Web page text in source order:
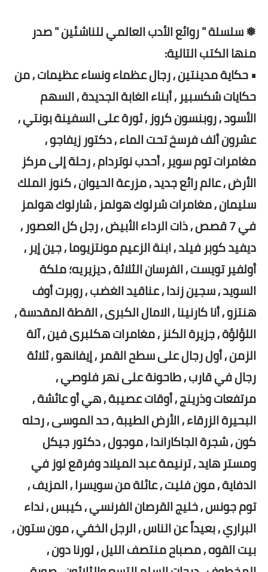
❅ سلسلة " روائع الأدب العالمي للناشئين " صدر
منها الكتب التالية:
• حكاية مدينتين , رجال عظماء ونساء عظيمات , من
حكايات شكسبير , أبناء الغابة الجديدة , السهم
الأسود , روبنسون كروز , ثورة على السفينة بونتي ,
عشرون ألف فرسخ تحت الماء , دكتور زيفاجو ,
مغامرات توم سوير , أحدب نوتردام , رحلة إلى مركز
الأرض , عالم رائع جديد , مزرعة الحيوان , كنوز الملك
سليمان , مغامرات شرلوك هولمز , شارلوك هولمز
في 7 قصص , ذات الرداء الأبيض , رجل كل العصور ,
ديفيد كوبر فيلد , ابنة الزعيم مونتزيوما , جين إير ,
أولفير تويست , الفرسان الثلاثة , ديزيريه؛ ملكة
السويد , سجين زندا , عناقيد الغضب , روبرت أوف
هنتزو , أنا كارنينا , الامال الكبرى , القطة المقدسة ,
اللؤلؤة , جزيرة الكنز , مغامرات هكلبرى فين , آلة
الزمن , أول رجال على سطح القمر , إيفانهو , ثلاثة
رجال في قارب , طاحونة على نهر فلوصي ,
مرتفعات وذرينج , أوقات عصيبة , هي أو عائشة ,
البحيرة الزرقاء , الأرض الطيبة , حد الموسى , رحله
كون , شجرة الجاكاراندا , موجول , دكتور جيكل
ومستر هايد , ترنيمة عبد الميلاد وفرقع لوز في
الدفاية , مون فليت , عائلة من سويسرا , المزيف ,
توم جونس , خليج القرصان الفرنسي , كيبس , نداء
البراري , بعيداً عن الناس , الرجل الخفي , مون ستون ,
بيت القوه , مصباح منتصف الليل , لورنا دون ,